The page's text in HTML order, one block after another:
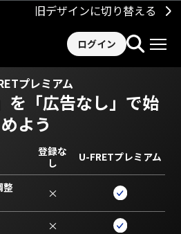
旧デザインに切り替える
ログイン
プレミアム
を 「広告なし」で始
めよう
登録な
し
U-FRETプレミアム
整 ×
×